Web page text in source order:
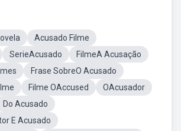
Acusado Filme
SerieAcusado
FilmeA Acusação
Frase SobreO Acusado
Filme OAccused
OAcusador
Do Acusado
E Acusado